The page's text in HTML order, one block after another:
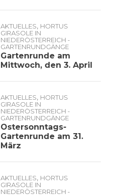
AKTUELLES, HORTUS
GIRASOLE IN
NIEDERÖSTERREICH -
GARTENRUNDGÄNGE
Gartenrunde am
Mittwoch, den 3. April
AKTUELLES, HORTUS
GIRASOLE IN
NIEDERÖSTERREICH -
GARTENRUNDGÄNGE
Ostersonntags-
Gartenrunde am 31.
März
AKTUELLES, HORTUS
GIRASOLE IN
NIEDERÖSTERREICH -